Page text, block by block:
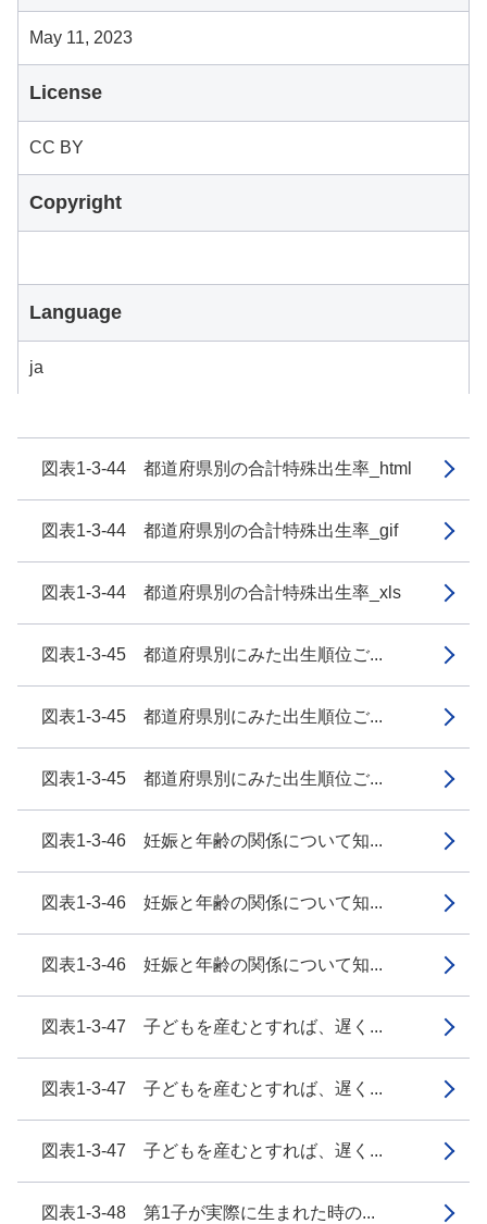
図表1-3-44 都道府県別の合計特殊出生率_html
図表1-3-44 都道府県別の合計特殊出生率_gif
図表1-3-44 都道府県別の合計特殊出生率_xls
図表1-3-45 都道府県別にみた出生順位ご...
図表1-3-45 都道府県別にみた出生順位ご...
図表1-3-45 都道府県別にみた出生順位ご...
図表1-3-46 妊娠と年齢の関係について知...
図表1-3-46 妊娠と年齢の関係について知...
図表1-3-46 妊娠と年齢の関係について知...
図表1-3-47 子どもを産むとすれば、遅く...
図表1-3-47 子どもを産むとすれば、遅く...
図表1-3-47 子どもを産むとすれば、遅く...
図表1-3-48 第1子が実際に生まれた時の...
May 11, 2023
License
CC BY
Copyright
Language
ja